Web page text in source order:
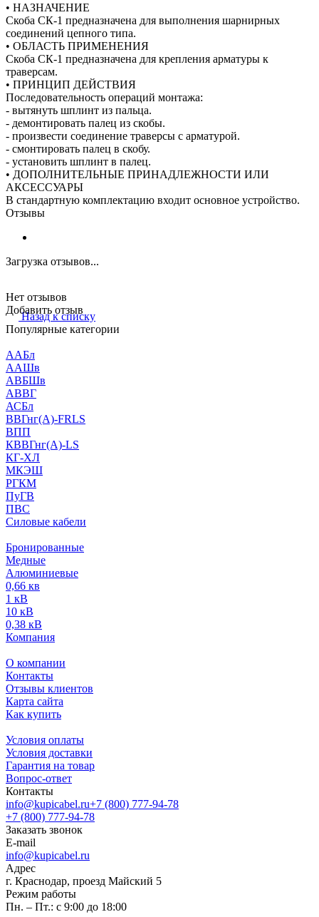
• НАЗНАЧЕНИЕ
Скоба СК-1 предназначена для выполнения шарнирных
соединений цепного типа.
• ОБЛАСТЬ ПРИМЕНЕНИЯ
Скоба СК-1 предназначена для крепления арматуры к
траверсам.
• ПРИНЦИП ДЕЙСТВИЯ
Последовательность операций монтажа:
- вытянуть шплинт из пальца.
- демонтировать палец из скобы.
- произвести соединение траверсы с арматурой.
- смонтировать палец в скобу.
- установить шплинт в палец.
• ДОПОЛНИТЕЛЬНЫЕ ПРИНАДЛЕЖНОСТИ ИЛИ
АКСЕССУАРЫ
В стандартную комплектацию входит основное устройство.
Отзывы
Загрузка отзывов...
Нет отзывов
Добавить отзыв
Назад к списку
Популярные категории
ААБл
ААШв
АВБШв
АВВГ
АСБл
ВВГнг(А)-FRLS
ВПП
КВВГнг(А)-LS
КГ-ХЛ
МКЭШ
РГКМ
ПуГВ
ПВС
Силовые кабели
Бронированные
Медные
Алюминиевые
0,66 кв
1 кВ
10 кВ
0,38 кВ
Компания
О компании
Контакты
Отзывы клиентов
Карта сайта
Как купить
Условия оплаты
Условия доставки
Гарантия на товар
Вопрос-ответ
Контакты
info@kupicabel.ru+7 (800) 777-94-78
+7 (800) 777-94-78
Заказать звонок
E-mail
info@kupicabel.ru
Адрес
г. Краснодар, проезд Майский 5
Режим работы
Пн. – Пт.: с 9:00 до 18:00